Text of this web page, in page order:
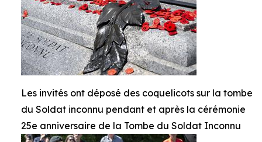
Les invités ont déposé des coquelicots sur la tombe
du Soldat inconnu pendant et après la cérémonie
25e anniversaire de la Tombe du Soldat Inconnu